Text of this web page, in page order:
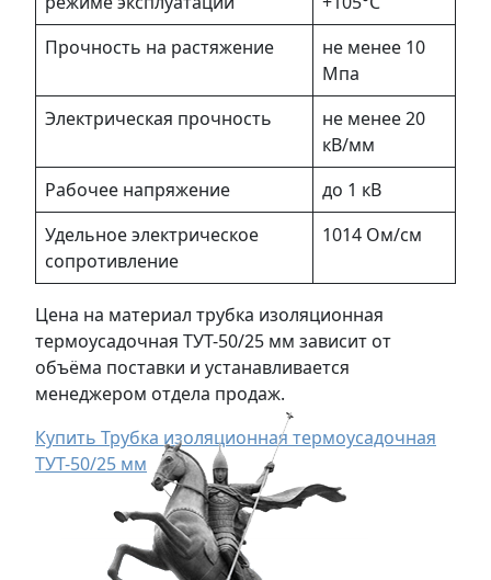
Прочность на растяжение
не менее 10
Mпа
Электрическая прочность
не менее 20
кВ/мм
Рабочее напряжение
до 1 кВ
Удельное электрическое
сопротивление
1014 Ом/см
Цена на материал трубка изоляционная
термоусадочная ТУТ-50/25 мм зависит от
объёма поставки и устанавливается
менеджером отдела продаж.
Купить Трубка изоляционная термоусадочная
ТУТ-50/25 мм